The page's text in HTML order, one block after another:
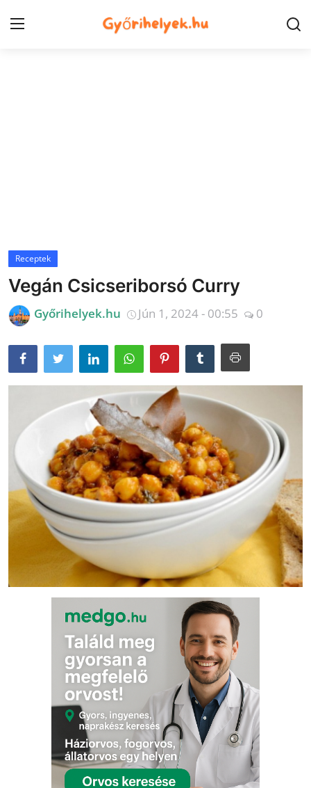
Tech
Galéria
Receptek
Vegán Csicseriborsó Curry
Győrihelyek.hu Jún 1, 2024 - 00:55 0